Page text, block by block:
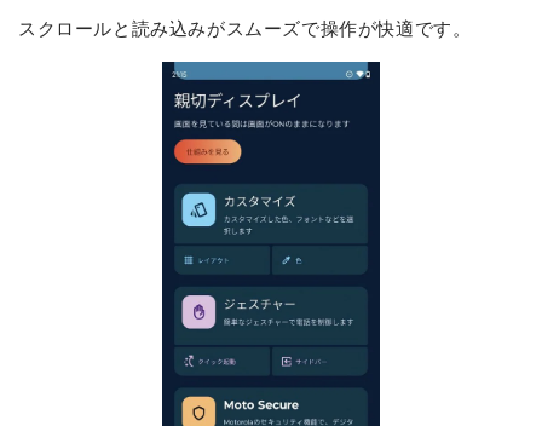
スクロールと読み込みがスムーズで操作が快適です。